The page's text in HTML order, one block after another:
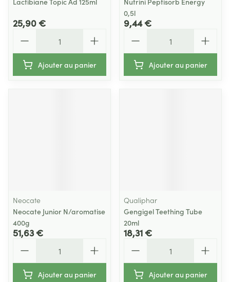
25,90 €
Ajouter au panier
0,5l
9,44 €
Ajouter au panier
Neocate
Neocate Junior N/aromatise
400g
51,63 €
Ajouter au panier
Qualiphar
Gengigel Teething Tube
20ml
18,31 €
Ajouter au panier